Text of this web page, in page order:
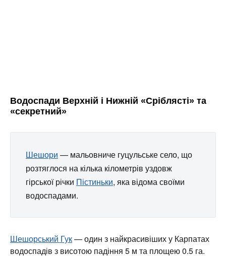
Водоспади Верхній і Нижній «Срібляcті» та
«секретний»
Шешори — мальовниче гуцульське село, що
розтяглося на кілька кілометрів уздовж
гірської річки Пістиньки, яка відома своїми
водоспадами.
Шешорський Гук— один з найкрасивіших у Карпатах
водоспадів з висотою падіння 5 м та площею 0.5 га.